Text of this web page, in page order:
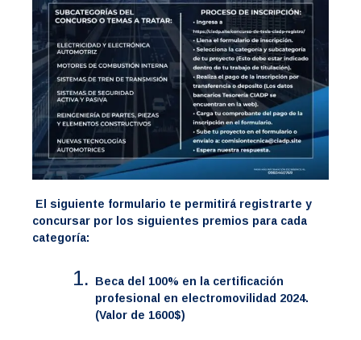
El siguiente formulario te permitirá registrarte y
concursar por los siguientes premios para cada
categoría:
Beca del 100% en la certificación
profesional en electromovilidad 2024.
(Valor de 1600$)